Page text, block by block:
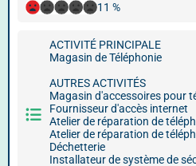
11 %
ACTIVITÉ PRINCIPALE
Magasin de Téléphonie
AUTRES ACTIVITÉS
Magasin d'accessoires pour
Fournisseur d'accès internet
Atelier de réparation de
Atelier de réparation de
Déchetterie
Installateur de système de